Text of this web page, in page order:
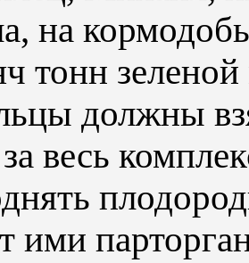
на
тонн
должны
весь
ими